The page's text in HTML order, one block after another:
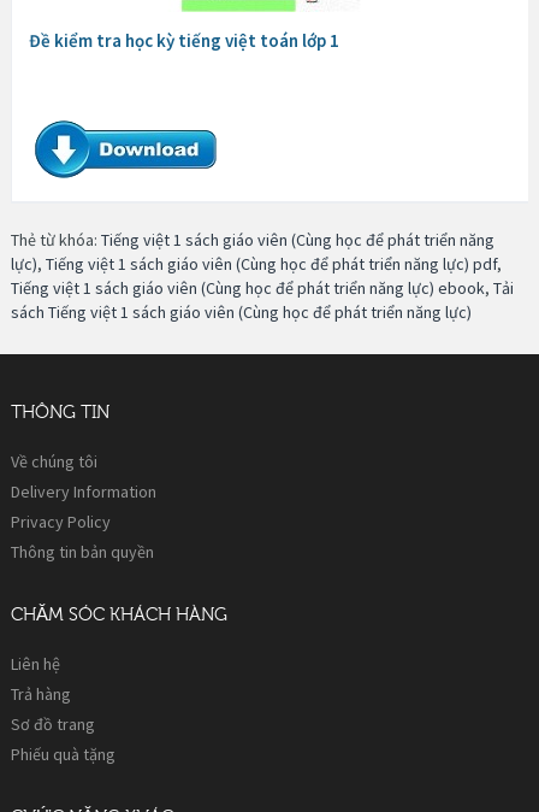
Đề kiểm tra học kỳ tiếng việt toán lớp 1
Thẻ từ khóa: Tiếng việt 1 sách giáo viên (Cùng học để phát triển năng
lực), Tiếng việt 1 sách giáo viên (Cùng học để phát triển năng lực) pdf,
Tiếng việt 1 sách giáo viên (Cùng học để phát triển năng lực) ebook, Tải
sách Tiếng việt 1 sách giáo viên (Cùng học để phát triển năng lực)
THÔNG TIN
Về chúng tôi
Delivery Information
Privacy Policy
Thông tin bản quyền
CHĂM SÓC KHÁCH HÀNG
Liên hệ
Trả hàng
Sơ đồ trang
Phiếu quà tặng